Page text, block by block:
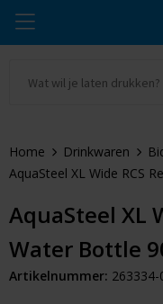
Drinkwaren
Tassen & Reizen
Alle promosnoepje
Zomer
Kerst
Thule
Alle merken
Home Drinkwaren
AquaSteel XL Wide RCS
AquaSteel XL
Water Bottle
Artikelnummer: